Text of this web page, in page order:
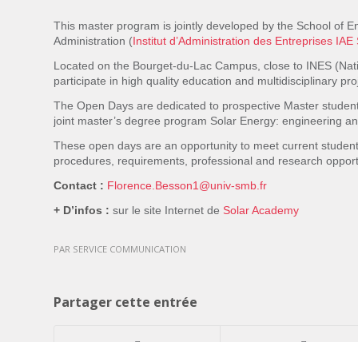
This master program is jointly developed by the School of
Administration (Institut d’Administration des Entreprises
Located on the Bourget-du-Lac Campus, close to INES
participate in high quality education and multidisciplinary
The Open Days are dedicated to prospective Master
joint master’s degree program Solar Energy: engineering
These open days are an opportunity to meet current stude
procedures, requirements, professional and research
Contact : Florence.Besson1@univ-smb.fr
+ D’infos : sur le site Internet de Solar Academy
PAR SERVICE COMMUNICATION
Partager cette entrée